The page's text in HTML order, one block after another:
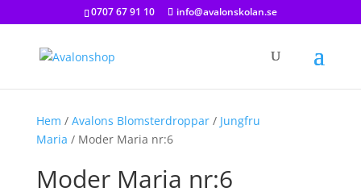
0707 67 91 10 info@avalonskolan.se
Hem / Avalons Blomsterdroppar/ Jungfru
Maria / Moder Maria nr:6
Moder Maria nr:6